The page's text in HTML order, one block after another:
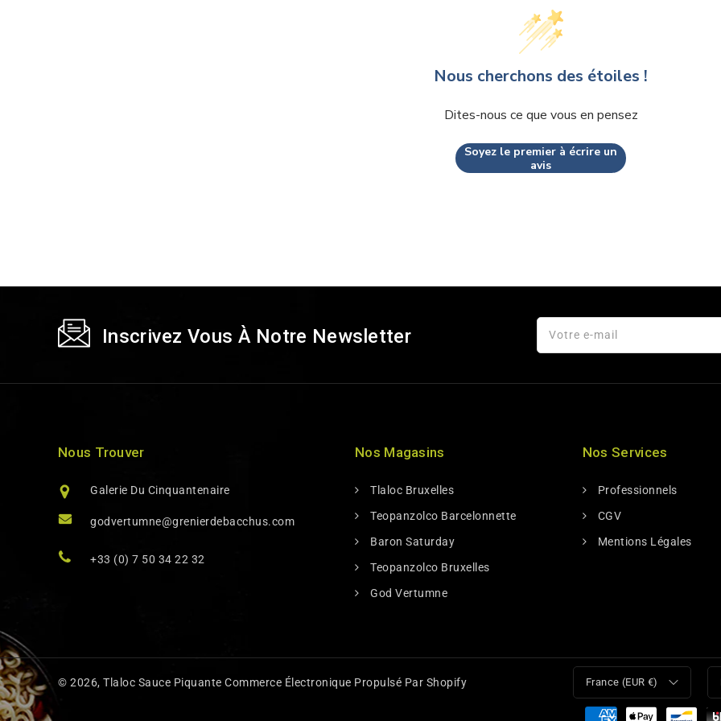
Nous cherchons des étoiles !
Dites-nous ce que vous en pensez
Soyez le premier à écrire un
avis
Inscrivez Vous À Notre Newsletter Votre e-mail
Nous Trouver
Galerie Du Cinquantenaire
godvertumne@grenierdebacchus.com
+33 (0) 7 50 34 22 32
Nos Magasins
Tlaloc Bruxelles
Teopanzolco Barcelonnette
Baron Saturday
Teopanzolco Bruxelles
God Vertumne
Nos Services
Professionnels
CGV
Mentions Légales
© 2026, Tlaloc Sauce Piquante Commerce Électronique Propulsé Par Shopify France (EUR €)
Moyens